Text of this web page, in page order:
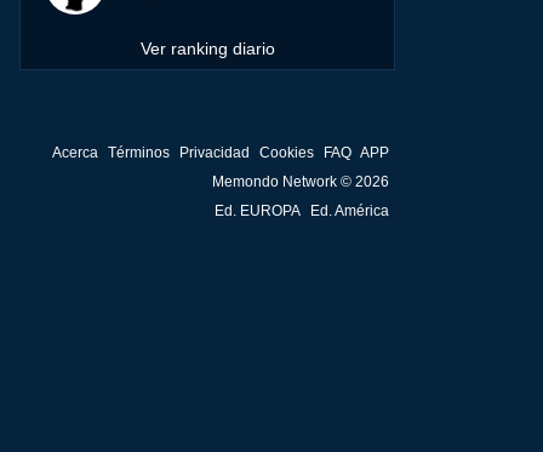
Ver ranking diario
Acerca Términos Privacidad Cookies FAQ APP
Memondo Network © 2026
Ed. EUROPA
Ed. América